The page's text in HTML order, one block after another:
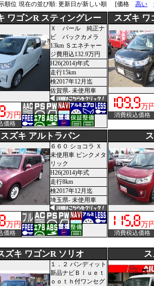
順位 現在の並び順: 更新日が新しい順 [価格 高い
ワゴンR スティングレー
Ｘ パール 純正ナ
ビ バックカメラ
13km Ｓエネチャー
ジ費用込132.9万円
H26(2014)年式
走行15km
検2017年12月迄
佐賀県- 未使用車
万円
価格
スズキ ワ
万
消費税込価格
スズキ アルトラパン
６６０ ショコラ Ｘ
未使用車 ピンクメタ
リック
H26(2014)年式
走行8km
検2017年12月迄
埼玉県- 未使用車
万円
価格
万
消費税込価格
ズキ ワゴンR ソリオ
１．２ バンディット
新品ナビＢｌｕｅｔ
ｏｏｔｈ付ワンセグ